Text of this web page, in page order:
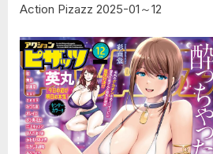
Action Pizazz 2025-01～12